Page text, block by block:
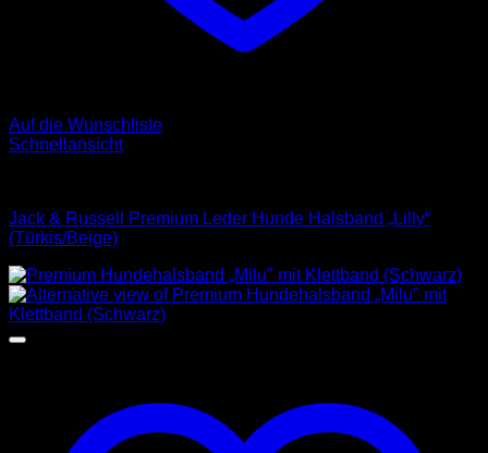
Auf die Wunschliste
Schnellansicht
Jack & Russell Premium Leder Hunde Halsband „Lilly“
(Türkis/Beige)